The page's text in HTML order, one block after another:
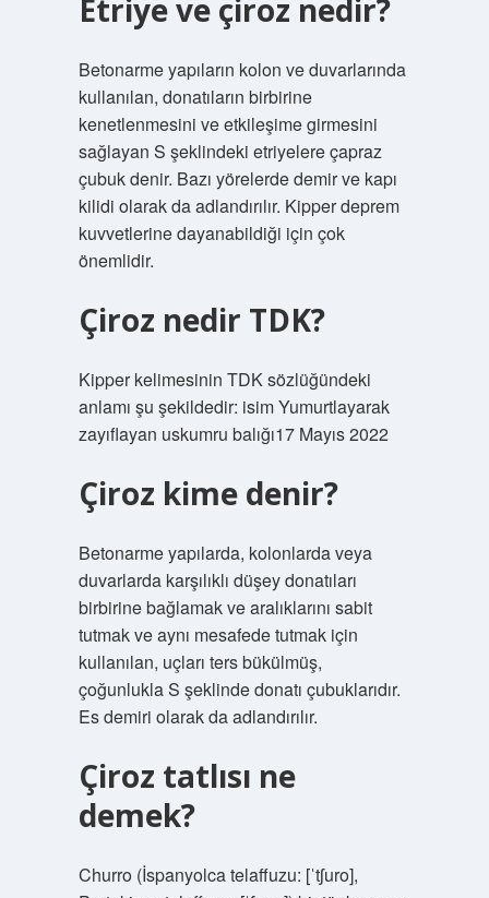
Etriye ve çiroz nedir?
Betonarme yapıların kolon ve duvarlarında
kullanılan, donatıların birbirine
kenetlenmesini ve etkileşime girmesini
sağlayan S şeklindeki etriyelere çapraz
çubuk denir. Bazı yörelerde demir ve kapı
kilidi olarak da adlandırılır. Kipper deprem
kuvvetlerine dayanabildiği için çok
önemlidir.
Çiroz nedir TDK?
Kipper kelimesinin TDK sözlüğündeki
anlamı şu şekildedir: isim Yumurtlayarak
zayıflayan uskumru balığı17 Mayıs 2022
Çiroz kime denir?
Betonarme yapılarda, kolonlarda veya
duvarlarda karşılıklı düşey donatıları
birbirine bağlamak ve aralıklarını sabit
tutmak ve aynı mesafede tutmak için
kullanılan, uçları ters bükülmüş,
çoğunlukla S şeklinde donatı çubuklarıdır.
Es demiri olarak da adlandırılır.
Çiroz tatlısı ne
demek?
Churro (İspanyolca telaffuzu: [ˈtʃuro],